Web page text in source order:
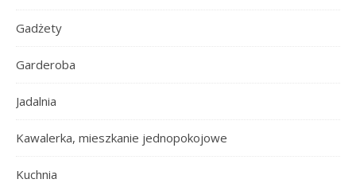
Gadżety
Garderoba
Jadalnia
Kawalerka, mieszkanie jednopokojowe
Kuchnia